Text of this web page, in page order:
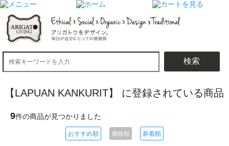
検索
【LAPUAN KANKURIT】 に登録されている商品
9件の商品が見つかりました
おすすめ順 価格順 新着順